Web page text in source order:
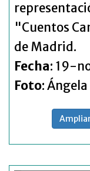
"Cuentos
de Madrid.
Fecha: 19-
Foto: